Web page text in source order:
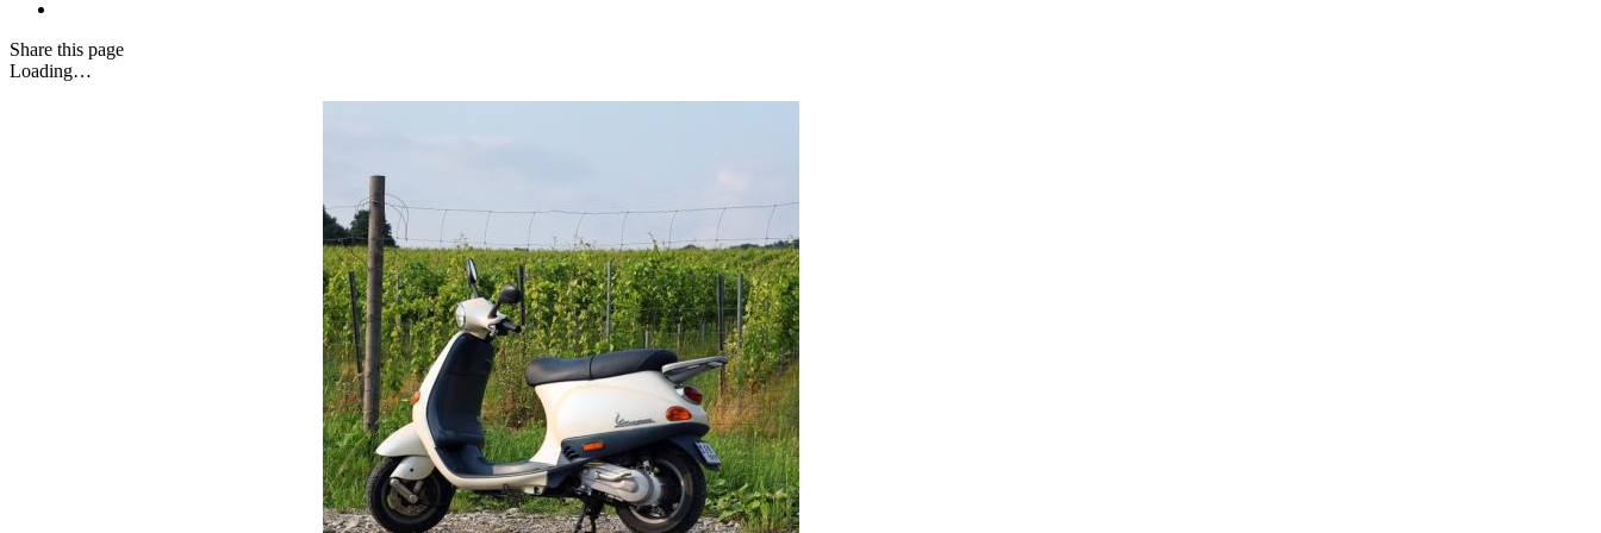
Share this page
Loading…